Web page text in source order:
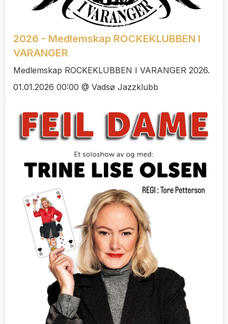
2026 - Medlemskap ROCKEKLUBBEN I
VARANGER
Medlemskap ROCKEKLUBBEN I VARANGER 2026.
01.01.2026 00:00 @ Vadsø Jazzklubb